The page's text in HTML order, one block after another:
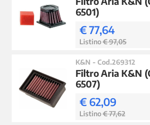
6501)
€ 77,64
Listino€ 97,05
K&N - Cod.269312
Filtro Aria K&N
6507)
€ 62,09
Listino€ 77,62